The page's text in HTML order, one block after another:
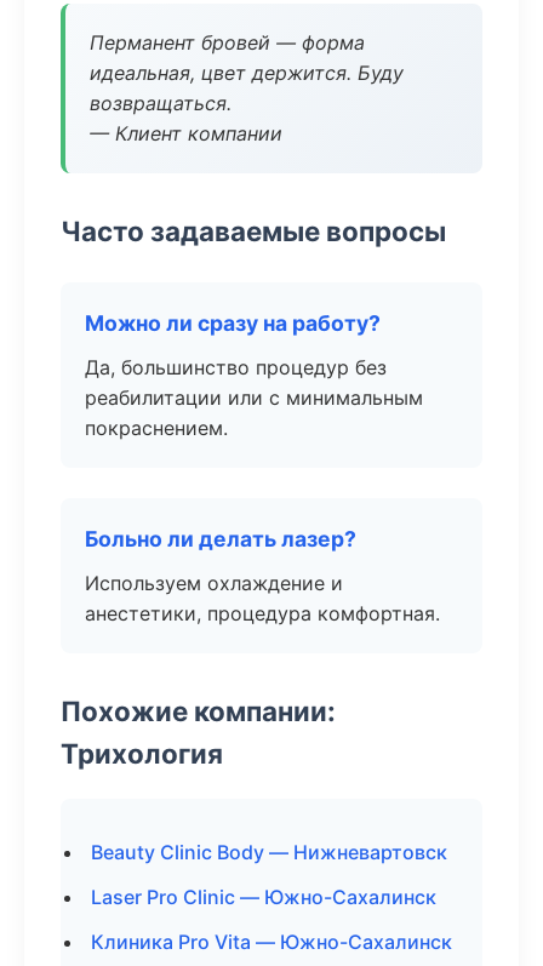
Перманент бровей — форма
идеальная, цвет держится. Буду
возвращаться.
— Клиент компании
Часто задаваемые вопросы
Можно ли сразу на работу?
Да, большинство процедур без
реабилитации или с минимальным
покраснением.
Больно ли делать лазер?
Используем охлаждение и
анестетики, процедура комфортная.
Похожие компании:
Трихология
Beauty Clinic Body — Нижневартовск
Laser Pro Clinic — Южно-Сахалинск
Клиника Pro Vita — Южно-Сахалинск